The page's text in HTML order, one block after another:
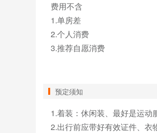
费用不含
1.单房差
2.个人消费
3.推荐自愿消费
预定须知
1.着装：休闲装、最好是运动
2.出行前应带好有效证件、衣